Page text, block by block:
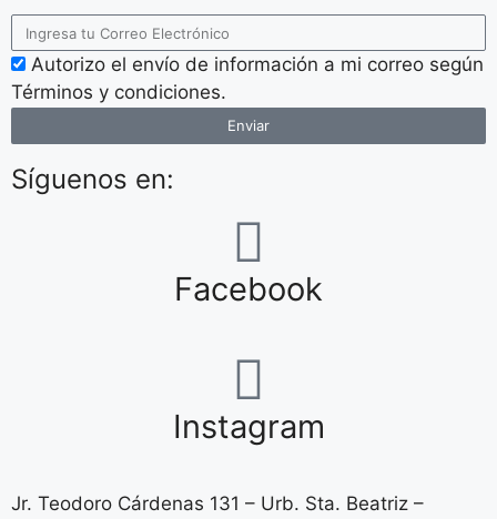
Autorizo el envío de información a mi correo según
Términos y condiciones.
Enviar
Síguenos en:
Facebook
Instagram
Jr. Teodoro Cárdenas 131 – Urb. Sta. Beatriz –